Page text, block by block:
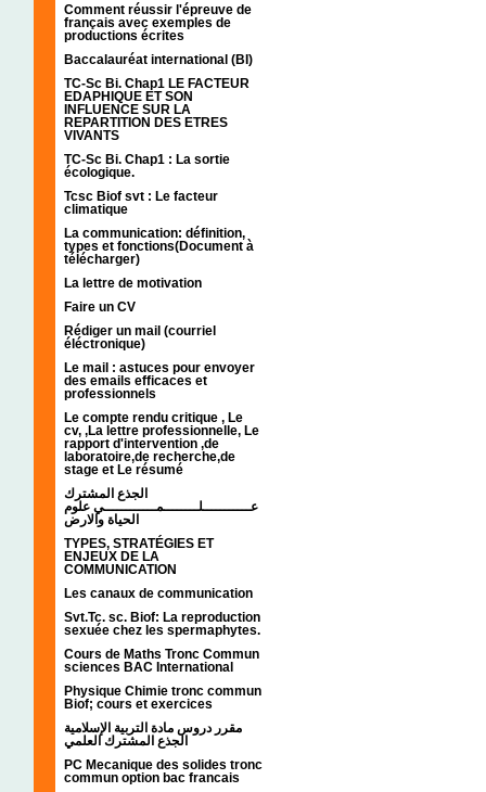
Comment réussir l'épreuve de
français avec exemples de
productions écrites
Baccalauréat international (BI)
TC-Sc Bi. Chap1 LE FACTEUR
EDAPHIQUE ET SON
INFLUENCE SUR LA
REPARTITION DES ETRES
VIVANTS
TC-Sc Bi. Chap1 : La sortie
écologique.
Tcsc Biof svt : Le facteur
climatique
La communication: définition,
types et fonctions(Document à
télécharger)
La lettre de motivation
Faire un CV
Rédiger un mail (courriel
éléctronique)
Le mail : astuces pour envoyer
des emails efficaces et
professionnels
Le compte rendu critique , Le
cv, ,La lettre professionnelle, Le
rapport d'intervention ,de
laboratoire,de recherche,de
stage et Le résumé
الجذع المشترك
عـــــــــــلــــــــمــــــــــــي علوم
الحياة والارض
TYPES, STRATÉGIES ET
ENJEUX DE LA
COMMUNICATION
Les canaux de communication
Svt.Tc. sc. Biof: La reproduction
sexuée chez les spermaphytes.
Cours de Maths Tronc Commun
sciences BAC International
Physique Chimie tronc commun
Biof; cours et exercices
مقرر دروس مادة التربية الإسلامية
الجذع المشترك العلمي
PC Mecanique des solides tronc
commun option bac francais